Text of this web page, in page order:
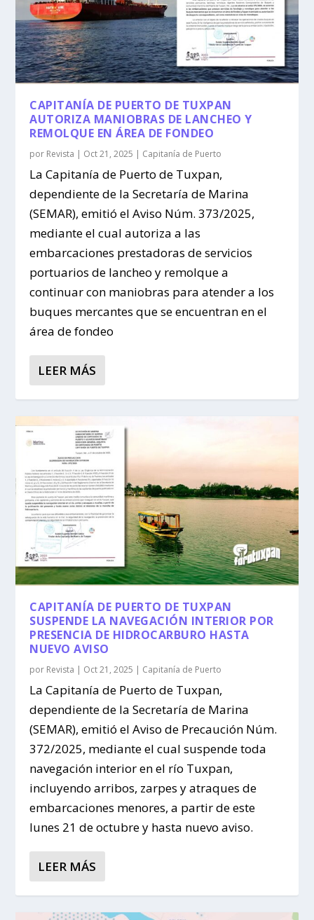
CAPITANÍA DE PUERTO DE TUXPAN
AUTORIZA MANIOBRAS DE LANCHEO Y
REMOLQUE EN ÁREA DE FONDEO
por Revista | Oct 21, 2025 | Capitanía de Puerto
La Capitanía de Puerto de Tuxpan,
dependiente de la Secretaría de Marina
(SEMAR), emitió el Aviso Núm. 373/2025,
mediante el cual autoriza a las
embarcaciones prestadoras de servicios
portuarios de lancheo y remolque a
continuar con maniobras para atender a los
buques mercantes que se encuentran en el
área de fondeo
LEER MÁS
CAPITANÍA DE PUERTO DE TUXPAN
SUSPENDE LA NAVEGACIÓN INTERIOR POR
PRESENCIA DE HIDROCARBURO HASTA
NUEVO AVISO
por Revista | Oct 21, 2025 | Capitanía de Puerto
La Capitanía de Puerto de Tuxpan,
dependiente de la Secretaría de Marina
(SEMAR), emitió el Aviso de Precaución Núm.
372/2025, mediante el cual suspende toda
navegación interior en el río Tuxpan,
incluyendo arribos, zarpes y atraques de
embarcaciones menores, a partir de este
lunes 21 de octubre y hasta nuevo aviso.
LEER MÁS